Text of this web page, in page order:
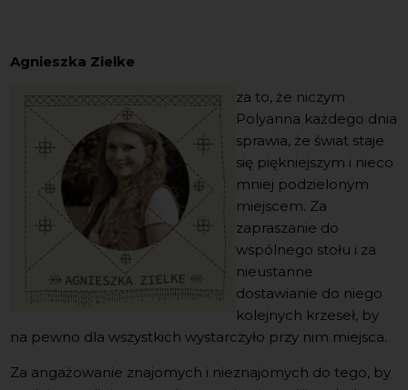
Agnieszka Zielke
za to, że niczym
Polyanna każdego dnia
sprawia, że świat staje
się piękniejszym i nieco
mniej podzielonym
miejscem. Za
zapraszanie do
wspólnego stołu i za
nieustanne
dostawianie do niego
kolejnych krzeseł, by
na pewno dla wszystkich wystarczyło przy nim miejsca.
Za angażowanie znajomych i nieznajomych do tego, by